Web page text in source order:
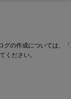
グの作成については、「
ください。